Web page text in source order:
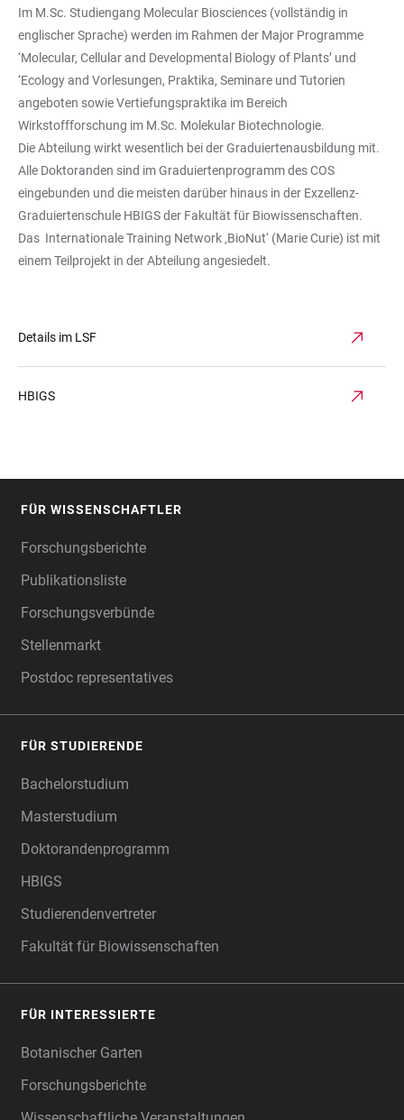
Im M.Sc. Studiengang Molecular Biosciences (vollständig in
englischer Sprache) werden im Rahmen der Major Programme
‘Molecular, Cellular and Developmental Biology of Plants’ und
‘Ecology and Vorlesungen, Praktika, Seminare und Tutorien
angeboten sowie Vertiefungspraktika im Bereich
Wirkstoffforschung im M.Sc. Molekular Biotechnologie.
Die Abteilung wirkt wesentlich bei der Graduiertenausbildung mit.
Alle Doktoranden sind im Graduiertenprogramm des COS
eingebunden und die meisten darüber hinaus in der Exzellenz-
Graduiertenschule HBIGS der Fakultät für Biowissenschaften.
Das Internationale Training Network ‚BioNut‘ (Marie Curie) ist mit
einem Teilprojekt in der Abteilung angesiedelt.
Details im LSF
HBIGS
FÜR WISSENSCHAFTLER
Forschungsberichte
Publikationsliste
Forschungsverbünde
Stellenmarkt
Postdoc representatives
FÜR STUDIERENDE
Bachelorstudium
Masterstudium
Doktorandenprogramm
HBIGS
Studierendenvertreter
Fakultät für Biowissenschaften
FÜR INTERESSIERTE
Botanischer Garten
Forschungsberichte